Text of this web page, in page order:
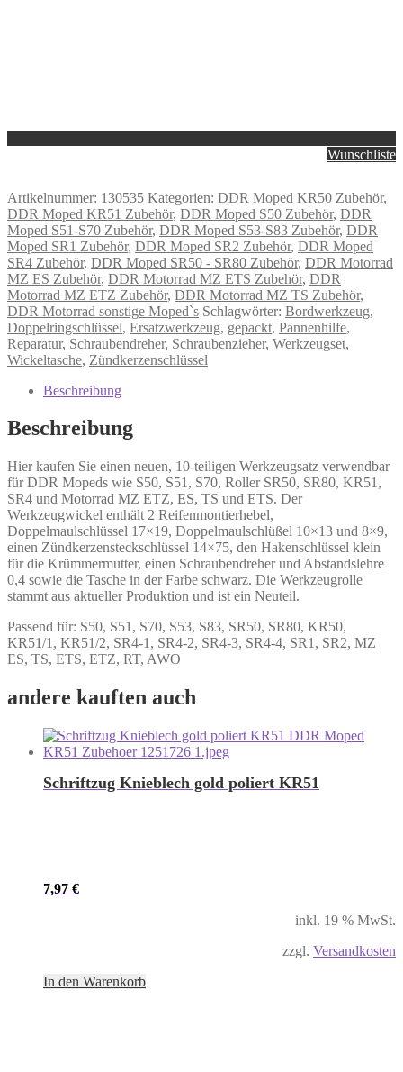
Wunschliste
Artikelnummer: 130535 Kategorien: DDR Moped KR50 Zubehör,
DDR Moped KR51 Zubehör, DDR Moped S50 Zubehör, DDR
Moped S51-S70 Zubehör, DDR Moped S53-S83 Zubehör, DDR
Moped SR1 Zubehör, DDR Moped SR2 Zubehör, DDR Moped
SR4 Zubehör, DDR Moped SR50 - SR80 Zubehör, DDR Motorrad
MZ ES Zubehör, DDR Motorrad MZ ETS Zubehör, DDR
Motorrad MZ ETZ Zubehör, DDR Motorrad MZ TS Zubehör,
DDR Motorrad sonstige Moped`s Schlagwörter: Bordwerkzeug,
Doppelringschlüssel, Ersatzwerkzeug, gepackt, Pannenhilfe,
Reparatur, Schraubendreher, Schraubenzieher, Werkzeugset,
Wickeltasche, Zündkerzenschlüssel
Beschreibung
Beschreibung
Hier kaufen Sie einen neuen, 10-teiligen Werkzeugsatz verwendbar
für DDR Mopeds wie S50, S51, S70, Roller SR50, SR80, KR51,
SR4 und Motorrad MZ ETZ, ES, TS und ETS. Der
Werkzeugwickel enthält 2 Reifenmontierhebel,
Doppelmaulschlüssel 17×19, Doppelmaulschlüßel 10×13 und 8×9,
einen Zündkerzensteckschlüssel 14×75, den Hakenschlüssel klein
für die Krümmermutter, einen Schraubendreher und Abstandslehre
0,4 sowie die Tasche in der Farbe schwarz. Die Werkzeugrolle
stammt aus aktueller Produktion und ist ein Neuteil.
Passend für: S50, S51, S70, S53, S83, SR50, SR80, KR50,
KR51/1, KR51/2, SR4-1, SR4-2, SR4-3, SR4-4, SR1, SR2, MZ
ES, TS, ETS, ETZ, RT, AWO
andere kauften auch
Schriftzug Knieblech gold poliert KR51
7,97 €
inkl. 19 % MwSt.
zzgl. Versandkosten
In den Warenkorb